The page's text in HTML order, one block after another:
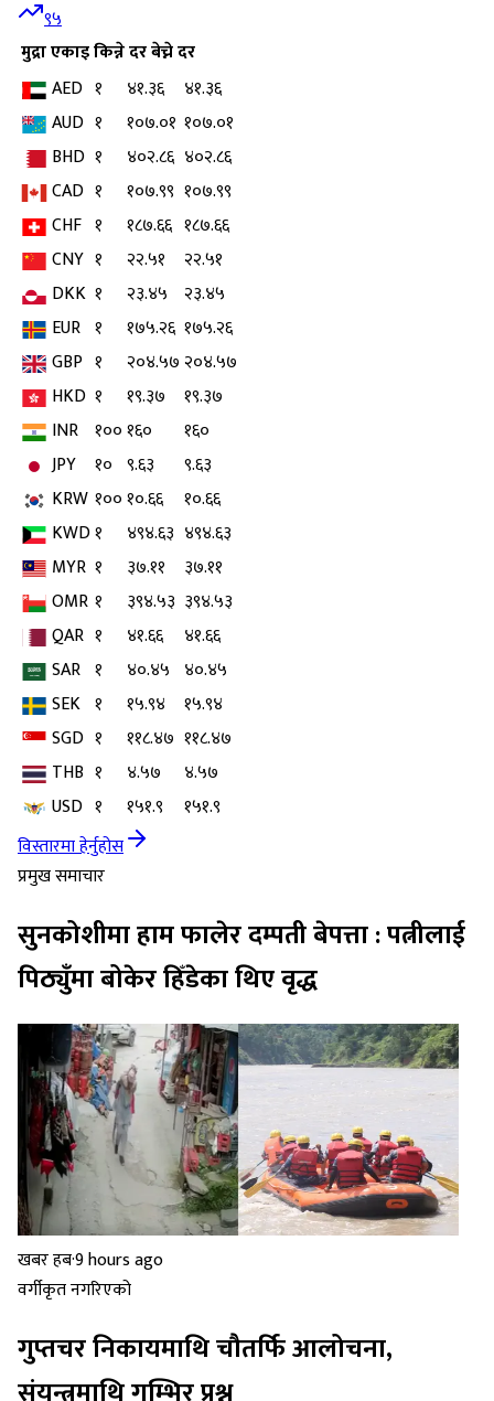
९५
मुद्राएकाइकिन्ने दरबेच्ने दर
AED १ ४१.३६
४१.३६
AUD १ १०७.०१ १०७.०१
BHD १ ४०२.८६ ४०२.८६
CAD १ १०७.९९ १०७.९९
CHF १ १८७.६६ १८७.६६
CNY १ २२.५१
२२.५१
DKK १ २३.४५
२३.४५
EUR १ १७५.२६ १७५.२६
GBP १ २०४.५७ २०४.५७
HKD १ १९.३७
१९.३७
INR १००१६०
१६०
JPY
१० ९.६३
९.६३
KRW १००१०.६६
१०.६६
KWD१ ४९४.६३ ४९४.६३
MYR १ ३७.११
३७.११
OMR १ ३९४.५३ ३९४.५३
QAR १ ४१.६६
४१.६६
SAR १ ४०.४५ ४०.४५
SEK १ १५.९४
१५.९४
SGD १ ११८.४७ ११८.४७
THB १ ४.५७
४.५७
USD १ १५१.९
१५१.९
विस्तारमा हेर्नुहोस
प्रमुख समाचार
सुनकोशीमा हाम फालेर दम्पती बेपत्ता : पत्नीलाई
पिठ्युँमा बोकेर हिँडेका थिए वृद्ध
खबर हब·9 hours ago
वर्गीकृत नगरिएको
गुप्तचर निकायमाथि चौतर्फि आलोचना,